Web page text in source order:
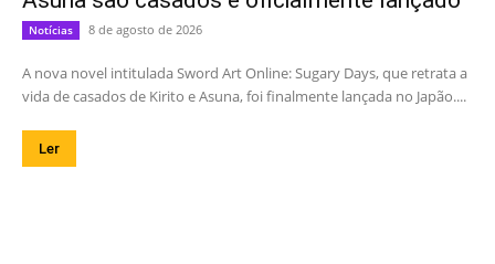
Notícias 8 de agosto de 2026
A nova novel intitulada Sword Art Online: Sugary Days, que retrata a
vida de casados de Kirito e Asuna, foi finalmente lançada no Japão....
Ler